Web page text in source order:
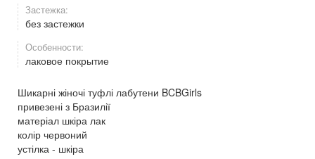
Застежка:
без застежки
Особенности:
лаковое покрытие
Шикарні жіночі туфлі лабутени BCBGirls
привезені з Бразилії
матеріал шкіра лак
колір червоний
устілка - шкіра